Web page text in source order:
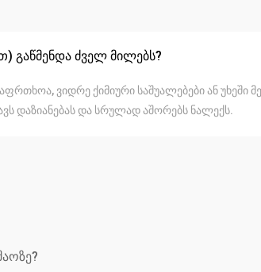
გაწმენდა ძველ მილებს?
ვიდრე ქიმიური საშუალებები ან უხეში
დაზიანებას და სრულად აშორებს ნალექს.